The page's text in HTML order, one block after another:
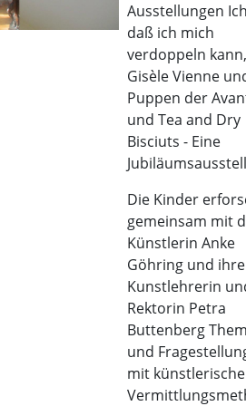
Ausstellungen
daß ich mich
verdoppeln kann,
Gisèle Vienne
Puppen der
und Tea and Dry
Bisciuts - Eine
Die Kinder
gemeinsam mit
Künstlerin Anke
Göhring und
Kunstlehrerin
Rektorin Petra
Buttenberg
und
mit